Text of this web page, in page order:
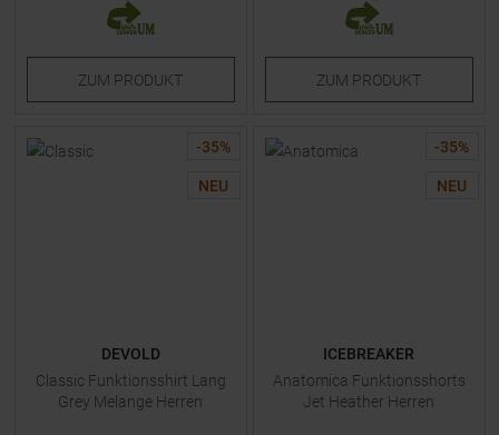
ZUM PRODUKT ZUM PRODUKT
-35%
NEU
DEVOLD
Classic Funktionsshirt Lang
Grey Melange Herren
-35%
NEU
ICEBREAKER
Anatomica Funktionsshorts
Jet Heather Herren